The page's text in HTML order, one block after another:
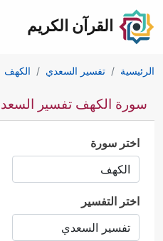
القرآن الكريم
الرئيسية تفسير السعدي الكهف
سورة الكهف تفسير السعدي
اختر سورة
اختر التفسير